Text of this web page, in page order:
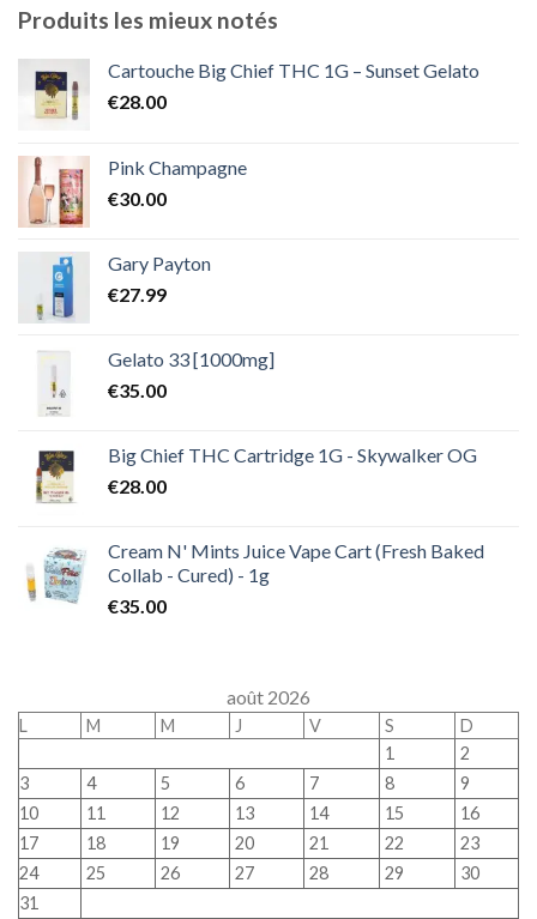
€2,000.00
Produits les mieux notés
Cartouche Big Chief THC 1G – Sunset Gelato
€28.00
Pink Champagne
€30.00
Gary Payton
€27.99
Gelato 33 [1000mg]
€35.00
Big Chief THC Cartridge 1G - Skywalker OG
€28.00
Cream N' Mints Juice Vape Cart (Fresh Baked
Collab - Cured) - 1g
€35.00
août 2026
L M M J V S
D
1
2
3
4 5 6 7 8
9
10
11 12 13 14 15
16
17
18 19 20 21 22
23
24
25 26 27 28 29
30
31